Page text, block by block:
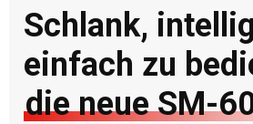
Schlank,
einfach zu
die neue SM-